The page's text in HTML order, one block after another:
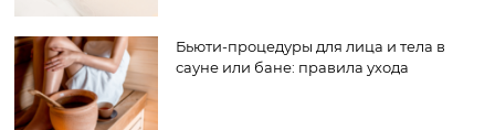
Бьюти-процедуры для лица и тела в
сауне или бане: правила ухода